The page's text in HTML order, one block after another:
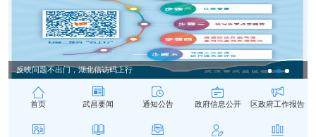
反映问题不出门，湖北信访码上行
首页 武昌要闻 通知公告 政府信息公开 区政府工作报告